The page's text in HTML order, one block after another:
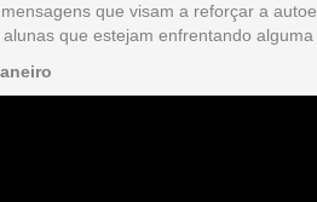
que visam a reforçar a
que estejam enfrentando alguma